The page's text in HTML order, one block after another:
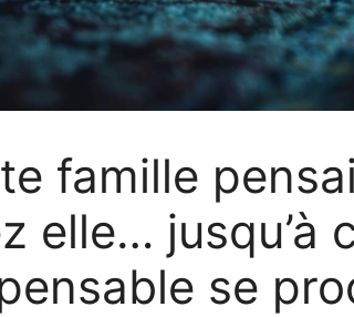
famille
elle… jusqu’à
se